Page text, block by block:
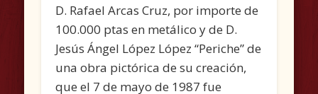
D. Rafael Arcas Cruz, por importe de
100.000 ptas en metálico y de D.
Jesús Ángel López López “Periche” de
una obra pictórica de su creación,
que el 7 de mayo de 1987 fue